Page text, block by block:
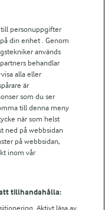
till personuppgifter
din enhet . Genom
används
behandlar
alla eller
är
som du ser
till denna meny
när som helst
ned på webbsidan
på webbsidan,
inom vår
tillhandahålla:
Aktivt läsa av